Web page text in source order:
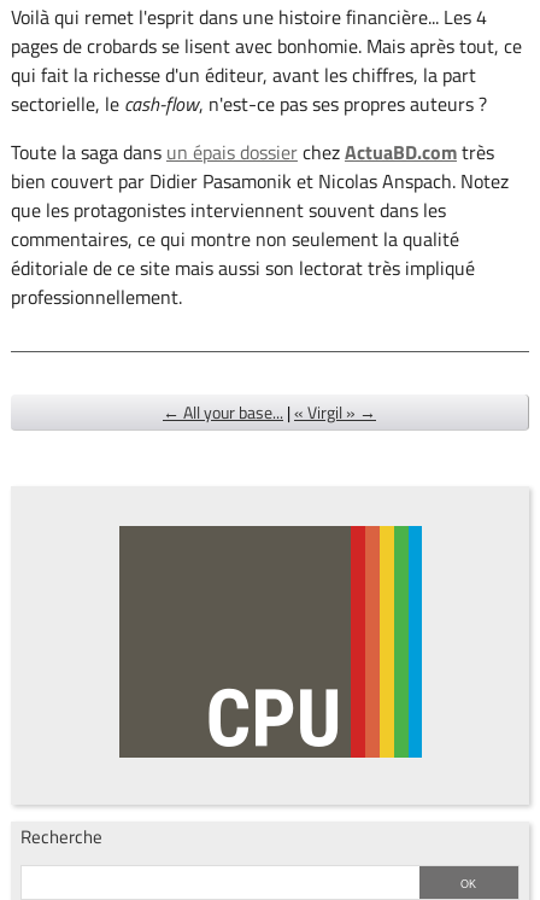
Voilà qui remet l'esprit dans une histoire financière... Les 4
pages de crobards se lisent avec bonhomie. Mais après tout, ce
qui fait la richesse d'un éditeur, avant les chiffres, la part
sectorielle, le cash-flow, n'est-ce pas ses propres auteurs ?
Toute la saga dans un épais dossierchezActuaBD.comtrès
bien couvert par Didier Pasamonik et Nicolas Anspach. Notez
que les protagonistes interviennent souvent dans les
commentaires, ce qui montre non seulement la qualité
éditoriale de ce site mais aussi son lectorat très impliqué
professionnellement.
← All your base...|« Virgil » →
Recherche